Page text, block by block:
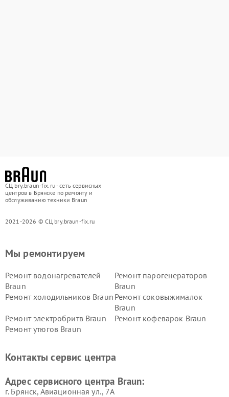
СЦ bry.braun-fix.ru - сеть сервисных
центров в Брянске по ремонту и
обслуживанию техники Braun
2021-2026 © СЦ bry.braun-fix.ru
Мы ремонтируем
Ремонт водонагревателей
Braun
Ремонт парогенераторов
Braun
Ремонт холодильников Braun Ремонт соковыжималок
Braun
Ремонт электробритв Braun
Ремонт кофеварок Braun
Ремонт утюгов Braun
Контакты сервис центра
Адрес сервисного центра Braun:
г. Брянск, Авиационная ул., 7А